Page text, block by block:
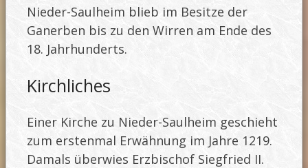
Nieder-Saulheim blieb im Besitze der
Ganerben bis zu den Wirren am Ende des
18. Jahrhunderts.
Kirchliches
Einer Kirche zu Nieder-Saulheim geschieht
zum erstenmal Erwähnung im Jahre 1219.
Damals überwies Erzbischof Siegfried II.